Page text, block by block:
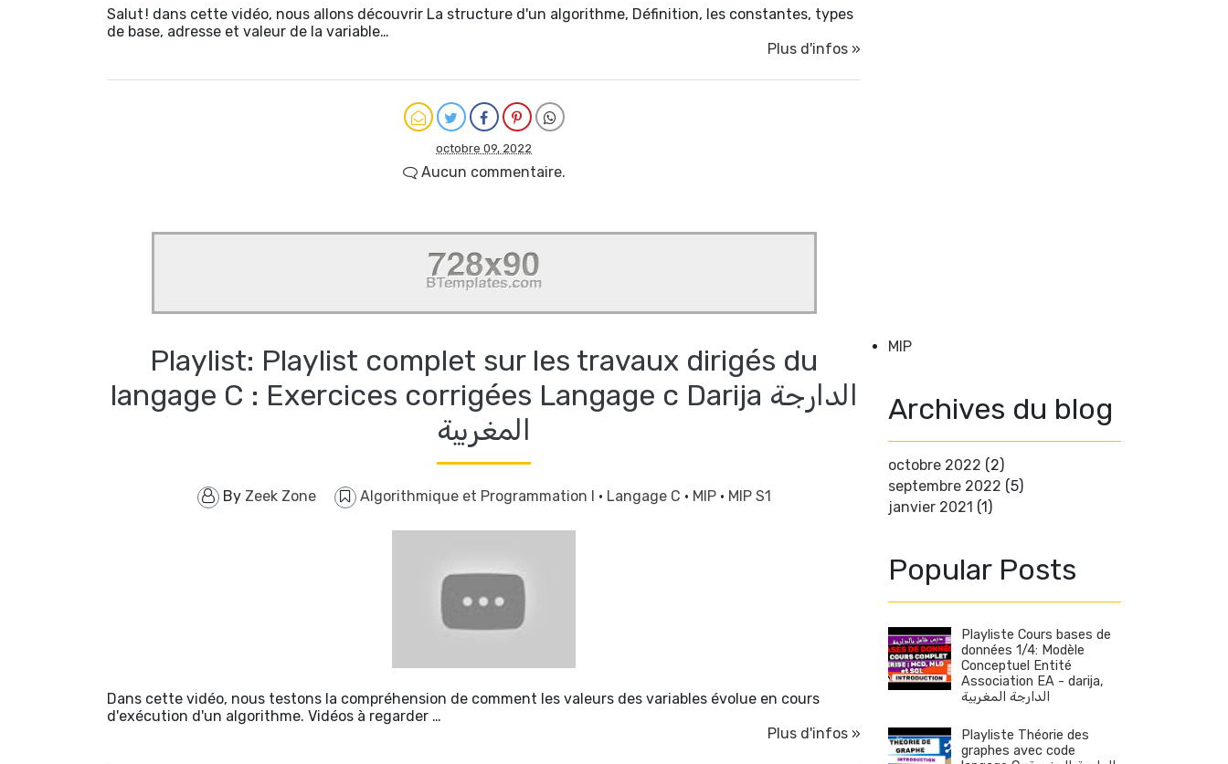
Salut ! dans cette vidéo, nous allons découvrir La structure d'un algorithme, Définition, les constantes, types
de base, adresse et valeur de la variable…
Plus d'infos »
octobre 09, 2022
Aucun commentaire.
Playlist: Playlist complet sur les travaux dirigés du
langage C : Exercices corrigées Langage c Darija الدارجة
المغربية
By Zeek Zone Algorithmique et Programmation I · Langage C · MIP · MIP S1
Dans cette vidéo, nous testons la compréhension de comment les valeurs des variables évolue en cours
d'exécution d'un algorithme. Vidéos à regarder …
Plus d'infos »
MIP
Archives du blog
octobre 2022 (2)
septembre 2022 (5)
janvier 2021 (1)
Popular Posts
Playliste Cours bases de
données 1/4: Modèle
Conceptuel Entité
Association EA - darija,
الدارجة المغربية
Playliste Théorie des
graphes avec code